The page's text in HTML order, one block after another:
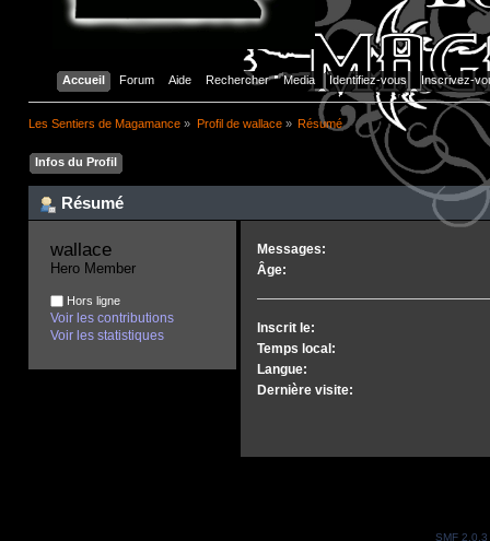
Accueil Forum Aide Rechercher Media Identifiez-vous Inscrivez-
Les Sentiers de Magamance » Profil de wallace» Résumé
Infos du Profil
Résumé
wallace
Hero Member
Hors ligne
Voir les contributions
Voir les statistiques
Messages:
Âge:
Inscrit le:
Temps local:
Langue:
Dernière visite:
SMF 2.0.3